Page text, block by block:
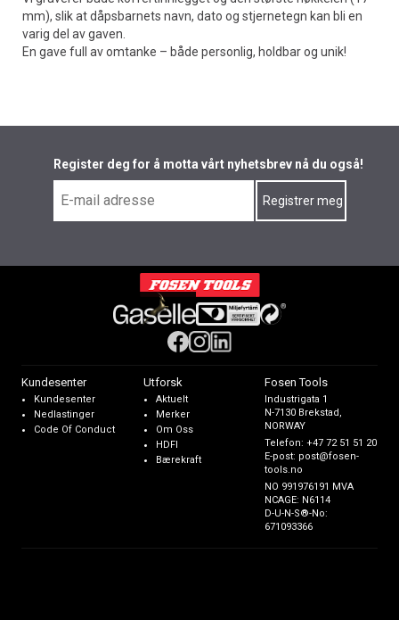
mm), slik at dåpsbarnets navn, dato og stjernetegn kan bli en
varig del av gaven.
En gave full av omtanke – både personlig, holdbar og unik!
Register deg for å motta vårt nyhetsbrev nå du også!
Kundesenter
Kundesenter
Nedlastinger
Code Of Conduct
Utforsk
Aktuelt
Merker
Om Oss
HDFI
Bærekraft
Fosen Tools
Industrigata 1
N-7130 Brekstad,
NORWAY
Telefon:+47 72 51 51 20
E-post: post@fosen-
tools.no
NO 991976191 MVA
NCAGE: N6114
D-U-N-S®-No:
671093366